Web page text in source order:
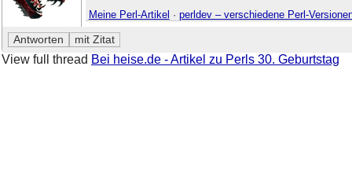
Meine Perl-Artikel · perldev – verschiedene Perl-
View full thread Bei heise.de - Artikel zu Perls 30. Geburtstag